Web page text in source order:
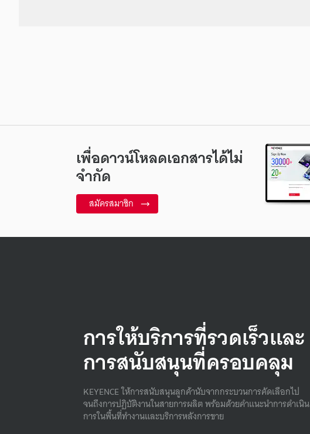
เพื่อดาวน์โหลดเอกสารได้ไม่
จำกัด
สมัครสมาชิก
การให้บริการที่รวดเร็วและ
การสนับสนุนที่ครอบคลุม
KEYENCE ให้การสนับสนุนลูกค้านับจากกระบวนการคัดเลือกไป
จนถึงการปฏิบัติงานในสายการผลิต พร้อมด้วยคําแนะนําการดําเนิน
การในพื้นที่ทํางานและบริการหลังการขาย